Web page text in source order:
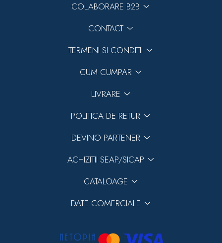
COLABORARE B2B
CONTACT
TERMENI SI CONDITII
CUM CUMPAR
LIVRARE
POLITICA DE RETUR
DEVINO PARTENER
ACHIZITII SEAP/SICAP
CATALOAGE
DATE COMERCIALE